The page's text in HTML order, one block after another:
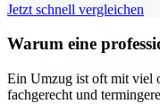
Jetzt schnell vergleichen
Warum eine
Ein Umzug ist oft mit viel
fachgerecht und